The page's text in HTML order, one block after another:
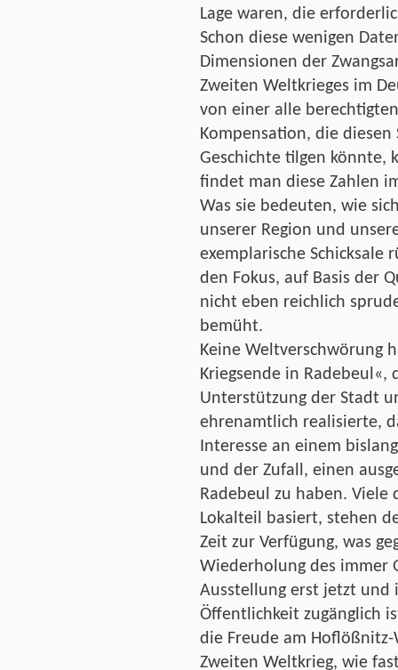
Lage waren, die
Schon diese wenigen
Dimensionen der
Zweiten Weltkrieges im
von einer alle
Kompensation, die
Geschichte tilgen könnte,
findet man diese Zahlen
Was sie bedeuten, wie
unserer Region und
exemplarische Schicksale
den Fokus, auf Basis der
nicht eben reichlich
bemüht.
Keine Weltverschwörung
Kriegsende in
Unterstützung der Stadt
ehrenamtlich realisierte,
Interesse an einem
und der Zufall, einen
Radebeul zu haben.
Lokalteil basiert, stehen
Zeit zur Verfügung, was
Wiederholung des immer
Ausstellung erst jetzt
Öffentlichkeit zugänglich
die Freude am
Zweiten Weltkrieg, wie